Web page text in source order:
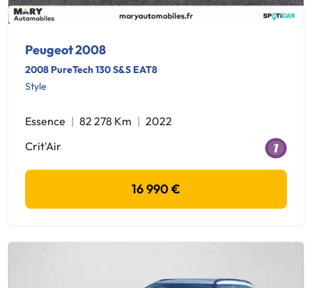
Peugeot 2008
2008 PureTech 130 S&S EAT8
Style
Essence 82 278 Km
2022
Crit'Air
16 990 €